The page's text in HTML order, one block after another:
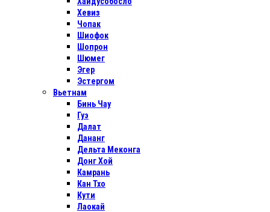
Хевиз
Чопак
Шиофок
Шопрон
Шюмег
Эгер
Эстергом
Вьетнам
Бинь Чау
Гуэ
Далат
Дананг
Дельта Меконга
Донг Хой
Камрань
Кан Тхо
Кути
Лаокай